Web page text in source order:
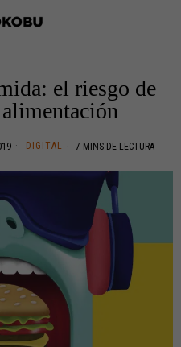
el riesgo de
DIGITAL 7 MINS DE LECTURA